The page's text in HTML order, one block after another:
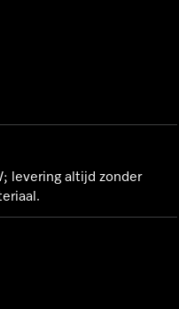
levering altijd zonder